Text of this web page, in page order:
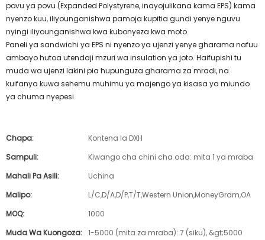
povu ya povu (Expanded Polystyrene, inayojulikana kama EPS) kama
nyenzo kuu, iliyounganishwa pamoja kupitia gundi yenye nguvu
nyingi iliyounganishwa kwa kubonyeza kwa moto.
Paneli ya sandwichi ya EPS ni nyenzo ya ujenzi yenye gharama nafuu
ambayo hutoa utendaji mzuri wa insulation ya joto. Haifupishi tu
muda wa ujenzi lakini pia hupunguza gharama za mradi, na
kuifanya kuwa sehemu muhimu ya majengo ya kisasa ya miundo
ya chuma nyepesi.
Chapa:
Kontena la DXH
Sampuli:
Kiwango cha chini cha oda: mita 1 ya mraba
Mahali Pa Asili:
Uchina
Malipo:
L/C,D/A,D/P,T/T,Western Union,MoneyGram,OA
MOQ:
1000
Muda Wa Kuongoza: 1-5000 (mita za mraba): 7 (siku), &gt;5000